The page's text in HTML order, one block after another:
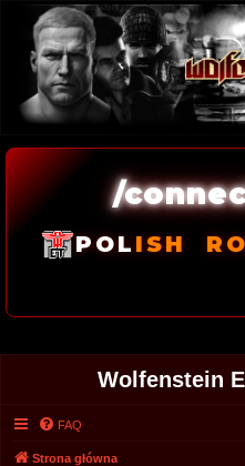
/
POL ISH
Wolfenstein
FAQ
Strona główna